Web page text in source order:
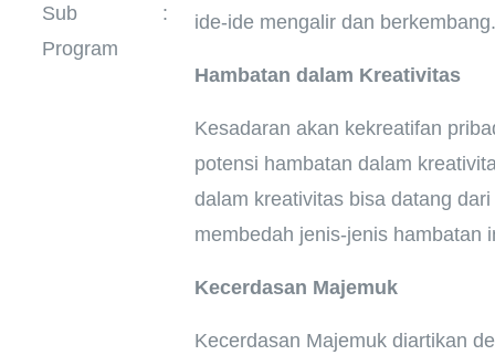
Sub
Program
:
ide-ide mengalir dan berkembang.
Hambatan dalam Kreativitas
Kesadaran akan kekreatifan
potensi hambatan dalam
dalam kreativitas bisa datang
membedah jenis-jenis hambatan
Kecerdasan Majemuk
Kecerdasan Majemuk diartikan